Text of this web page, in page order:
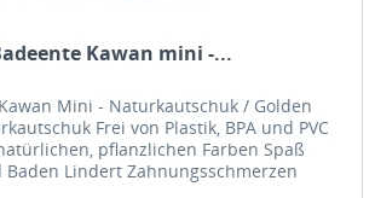
Kawan mini -...
Mini - Naturkautschuk / Golden
Frei von Plastik, BPA und PVC
pflanzlichen Farben Spaß
Lindert Zahnungsschmerzen